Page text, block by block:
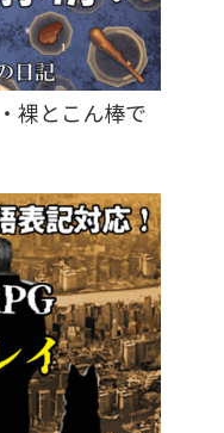
裸とこん棒で